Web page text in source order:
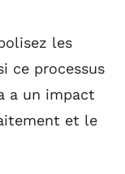
les
ce processus
a un impact
et le